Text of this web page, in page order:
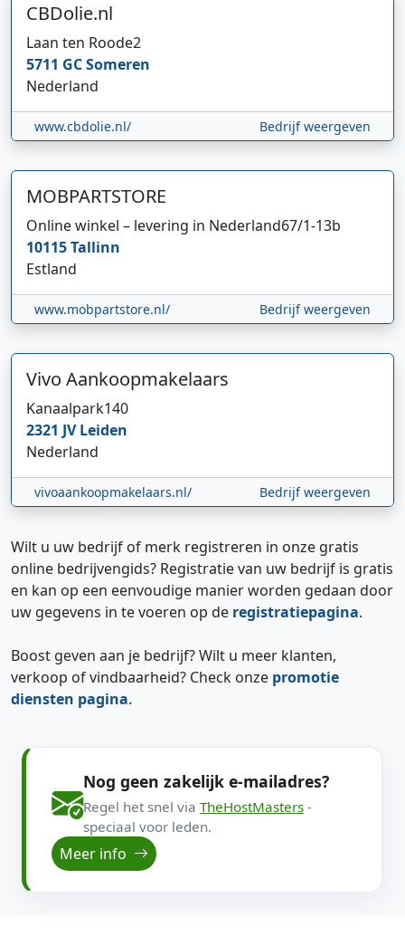
CBDolie.nl
Laan ten Roode2
5711 GCSomeren
Nederland
www.cbdolie.nl/ Bedrijf weergeven
MOBPARTSTORE
Online winkel – levering in Nederland67/1-13b
10115Tallinn
Estland
www.mobpartstore.nl/ Bedrijf weergeven
Vivo Aankoopmakelaars
Kanaalpark140
2321 JVLeiden
Nederland
vivoaankoopmakelaars.nl/ Bedrijf weergeven
Wilt u uw bedrijf of merk registreren in onze gratis
online bedrijvengids? Registratie van uw bedrijf is gratis
en kan op een eenvoudige manier worden gedaan door
uw gegevens in te voeren op de registratiepagina.
Boost geven aan je bedrijf? Wilt u meer klanten,
verkoop of vindbaarheid? Check onze promotie
diensten pagina.
Nog geen zakelijk e-mailadres?
Regel het snel via TheHostMasters -
speciaal voor leden.
Meer info